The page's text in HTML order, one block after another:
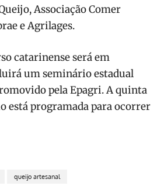
Associação Comer
e Agrilages.
catarinense será em
um seminário estadual
pela Epagri. A quinta
está programada para ocorrer
queijo artesanal